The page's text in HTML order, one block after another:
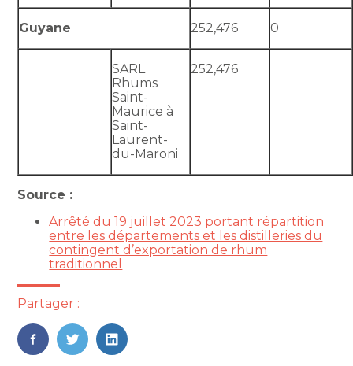
Guyane 252,476 0
SARL
Rhums
Saint-
Maurice à
Saint-
Laurent-
du-Maroni
252,476
Source :
Arrêté du 19 juillet 2023 portant répartition
entre les départements et les distilleries du
contingent d’exportation de rhum
traditionnel
Partager :
FaceBook
TwitterLinkedIn